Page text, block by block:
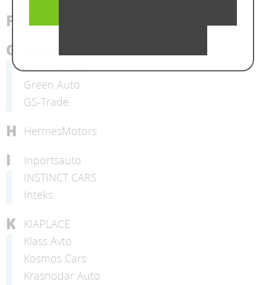
F
G
Good Car 23
Green Auto
GS-Trade
H HermesMotors
I
Inportsauto
INSTINCT CARS
Inteks
K
KIAPLACE
Klass Avto
Kosmos Cars
Krasnodar Auto